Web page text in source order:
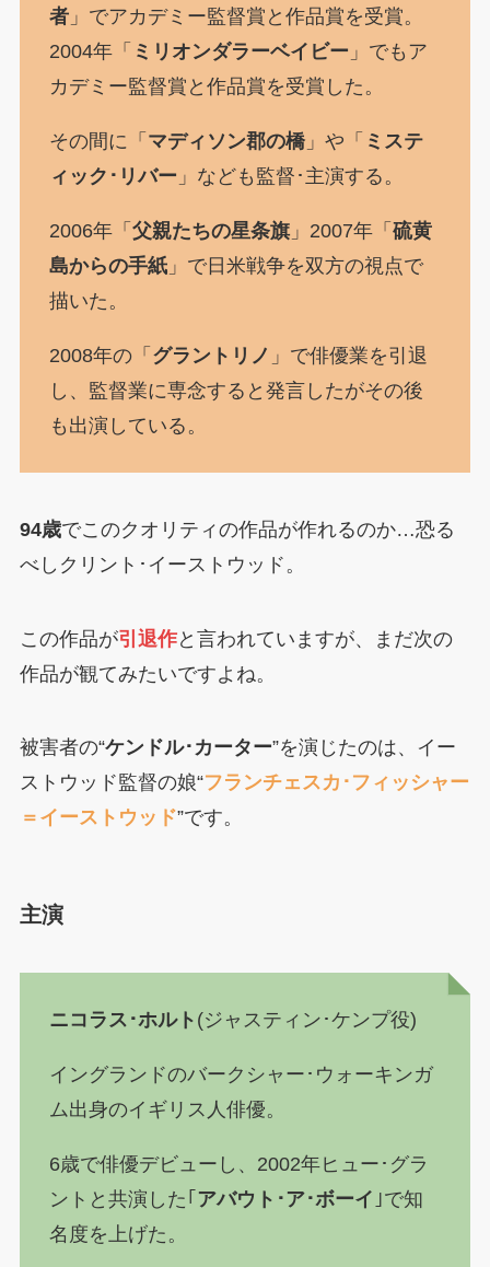
者」でアカデミー監督賞と作品賞を受賞。
2004年「 ミリオンダラーベイビー 」でもア
カデミー監督賞と作品賞を受賞した。
その間に「 マディソン郡の橋」や「 ミステ
ィック･リバー 」なども監督･主演する。
2006年「 父親たちの星条旗」2007年「 硫黄
島からの手紙」で日米戦争を双方の視点で
描いた。
2008年の「 グラントリノ 」で俳優業を引退
し、監督業に専念すると発言したがその後
も出演している。
94歳でこのクオリティの作品が作れるのか…恐る
べしクリント･イーストウッド。
この作品が引退作と言われていますが、まだ次の
作品が観てみたいですよね。
被害者の“ケンドル･カーター”を演じたのは、イー
ストウッド監督の娘“フランチェスカ･フィッシャー
＝イーストウッド”です。
主演
ニコラス･ホルト (ジャスティン･ケンプ役)
イングランドのバークシャー･ウォーキンガ
ム出身のイギリス人俳優。
6歳で俳優デビューし、2002年ヒュー･グラ
ントと共演した｢ アバウト･ア･ボーイ ｣で知
名度を上げた。